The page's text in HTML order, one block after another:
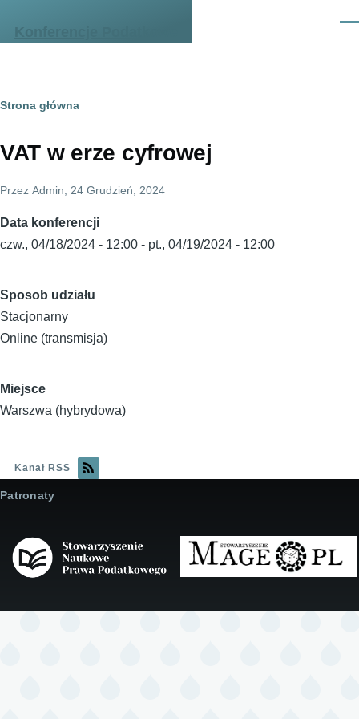
Konferencje Podatkowe
Ścieżka
Strona główna
VAT w erze cyfrowej
Przez Admin , 24 Grudzień, 2024
Data konferencji
czw., 04/18/2024 - 12:00 - pt., 04/19/2024 - 12:00
Sposob udziału
Stacjonarny
Online (transmisja)
Miejsce
Warszwa (hybrydowa)
Kanał RSS
Patronaty